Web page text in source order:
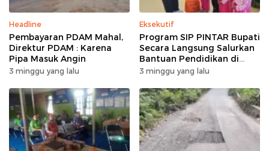
Headline
Pembayaran PDAM Mahal,
Direktur PDAM : Karena
Pipa Masuk Angin
3 minggu yang lalu
Eksekutif
Program SIP PINTAR Bupati
Secara Langsung Salurkan
Bantuan Pendidikan di
Desa Mampuak ll
3 minggu yang lalu